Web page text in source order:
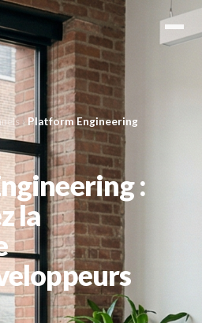
› Platform Engineering
:
la